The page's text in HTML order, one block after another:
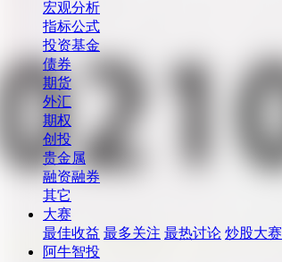
宏观分析
指标公式
投资基金
债券
期货
外汇
期权
创投
贵金属
融资融券
其它
大赛
最佳收益 最多关注 最热讨论 炒股大赛
阿牛智投